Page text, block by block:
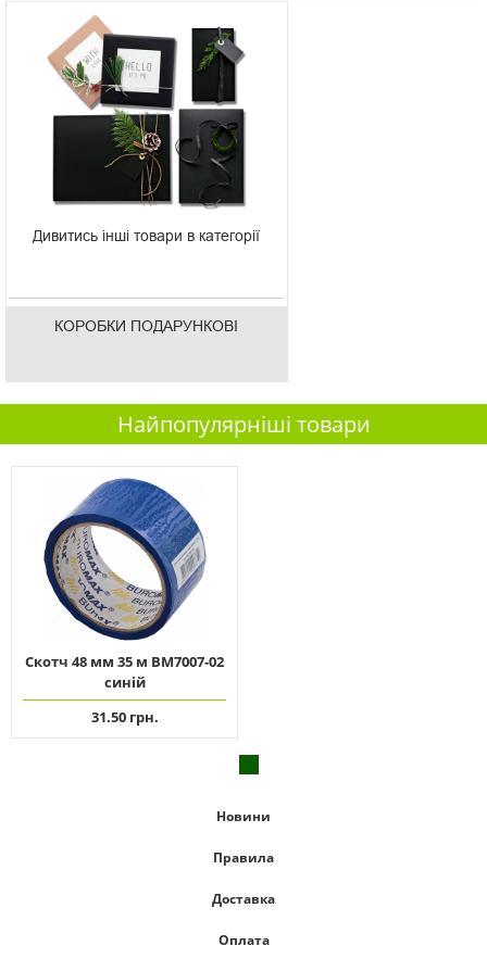
Дивитись інші товари в категорії
КОРОБКИ ПОДАРУНКОВІ
Найпопулярніші товари
Скотч 48 мм 35 м ВМ7007-02
синій
31.50 грн.
Новини
Правила
Доставка
Оплата